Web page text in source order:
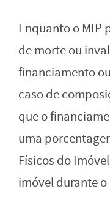
Enquanto o MIP
de morte ou
financiamento
caso de
que o
uma
Físicos do
imóvel durante